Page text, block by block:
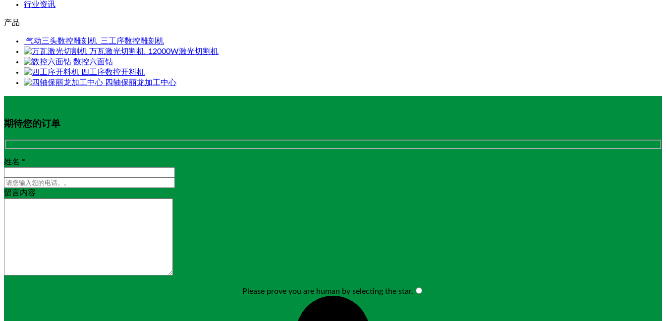
行业资讯
产品
气动三头数控雕刻机_三工序数控雕刻机
万瓦激光切割机_12000W激光切割机
数控六面钻
四工序数控开料机
四轴保丽龙加工中心
期待您的订单
姓名 *
留言内容
Please prove you are human by selecting the star.